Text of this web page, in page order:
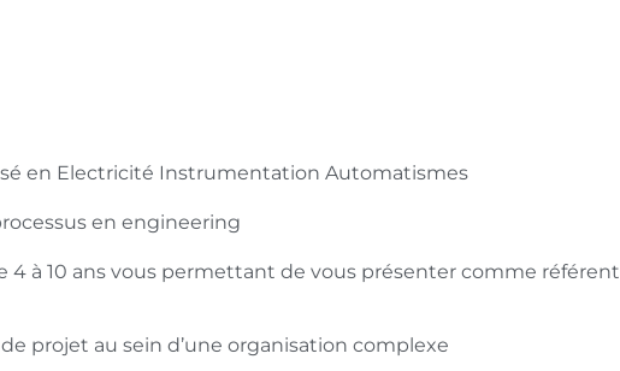
en Electricité Instrumentation Automatismes
en engineering
4 à 10 ans vous permettant de vous présenter comme référent
projet au sein d’une organisation complexe